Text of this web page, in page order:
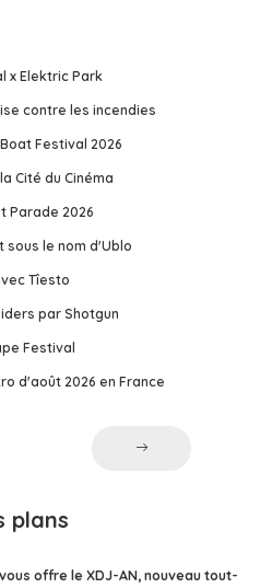
x Elektric Park
contre les incendies
Festival 2026
Cité du Cinéma
Parade 2026
sous le nom d'Ublo
Tîesto
par Shotgun
Festival
d'août 2026 en France
plans
offre le XDJ-AN, nouveau tout-